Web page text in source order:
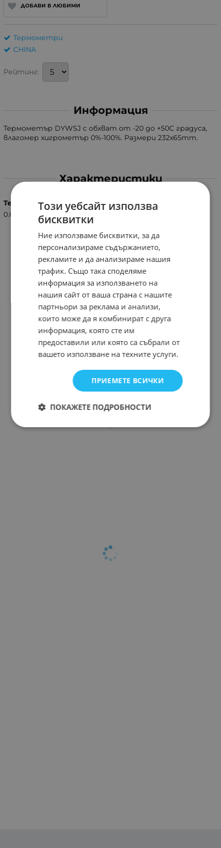
ДОБАВИ В ЛЮБИМИ
Термометри
CHINA
Рейтинг:
Информация
Термометър DYWSJ с обхват от -20 до +50C градуса,
влагомер хигрометър 0%-100%. Размери 232x65mm.
Характеристики
Тегло (кг.)
0.06
Този уебсайт използва
бисквитки
Ние използваме бисквитки, за да
персонализираме съдържанието,
рекламите и да анализираме нашия
трафик. Също така споделяме
информация за използването на
нашия сайт от ваша страна с нашите
партньори за реклама и анализи,
които може да я комбинират с друга
информация, която сте им
предоставили или която са събрали от
вашето използване на техните услуги.
ПРИЕМЕТЕ ВСИЧКИ
ПОКАЖЕТЕ ПОДРОБНОСТИ